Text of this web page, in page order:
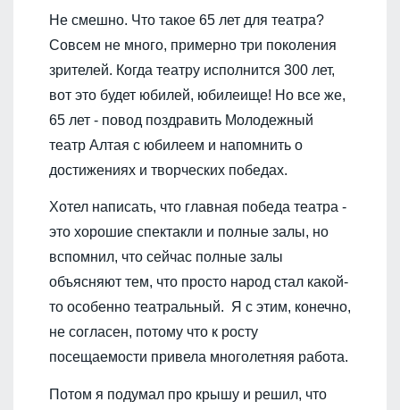
Не смешно. Что такое 65 лет для театра?
Совсем не много, примерно три поколения
зрителей. Когда театру исполнится 300 лет,
вот это будет юбилей, юбилеище! Но все же,
65 лет - повод поздравить Молодежный
театр Алтая с юбилеем и напомнить о
достижениях и творческих победах.
Хотел написать, что главная победа театра -
это хорошие спектакли и полные залы, но
вспомнил, что сейчас полные залы
объясняют тем, что просто народ стал какой-
то особенно театральный. Я с этим, конечно,
не согласен, потому что к росту
посещаемости привела многолетняя работа.
Потом я подумал про крышу и решил, что